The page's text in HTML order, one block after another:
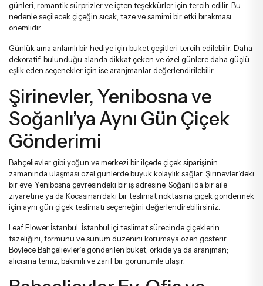
günleri, romantik sürprizler ve içten teşekkürler için tercih edilir. Bu
nedenle seçilecek çiçeğin sıcak, taze ve samimi bir etki bırakması
önemlidir.
Günlük ama anlamlı bir hediye için buket çeşitleri tercih edilebilir. Daha
dekoratif, bulunduğu alanda dikkat çeken ve özel günlere daha güçlü
eşlik eden seçenekler için ise aranjmanlardeğerlendirilebilir.
Şirinevler, Yenibosna ve
Soğanlı’ya Aynı Gün Çiçek
Gönderimi
Bahçelievler gibi yoğun ve merkezi bir ilçede çiçek siparişinin
zamanında ulaşması özel günlerde büyük kolaylık sağlar. Şirinevler’deki
bir eve, Yenibosna çevresindeki bir iş adresine, Soğanlı’da bir aile
ziyaretine ya da Kocasinan’daki bir teslimat noktasına çiçek göndermek
için aynı gün çiçek teslimatı seçeneğini değerlendirebilirsiniz.
Leaf Flower İstanbul, İstanbul içi teslimat sürecinde çiçeklerin
tazeliğini, formunu ve sunum düzenini korumaya özen gösterir.
Böylece Bahçelievler’e gönderilen buket, orkide ya da aranjman;
alıcısına temiz, bakımlı ve zarif bir görünümle ulaşır.